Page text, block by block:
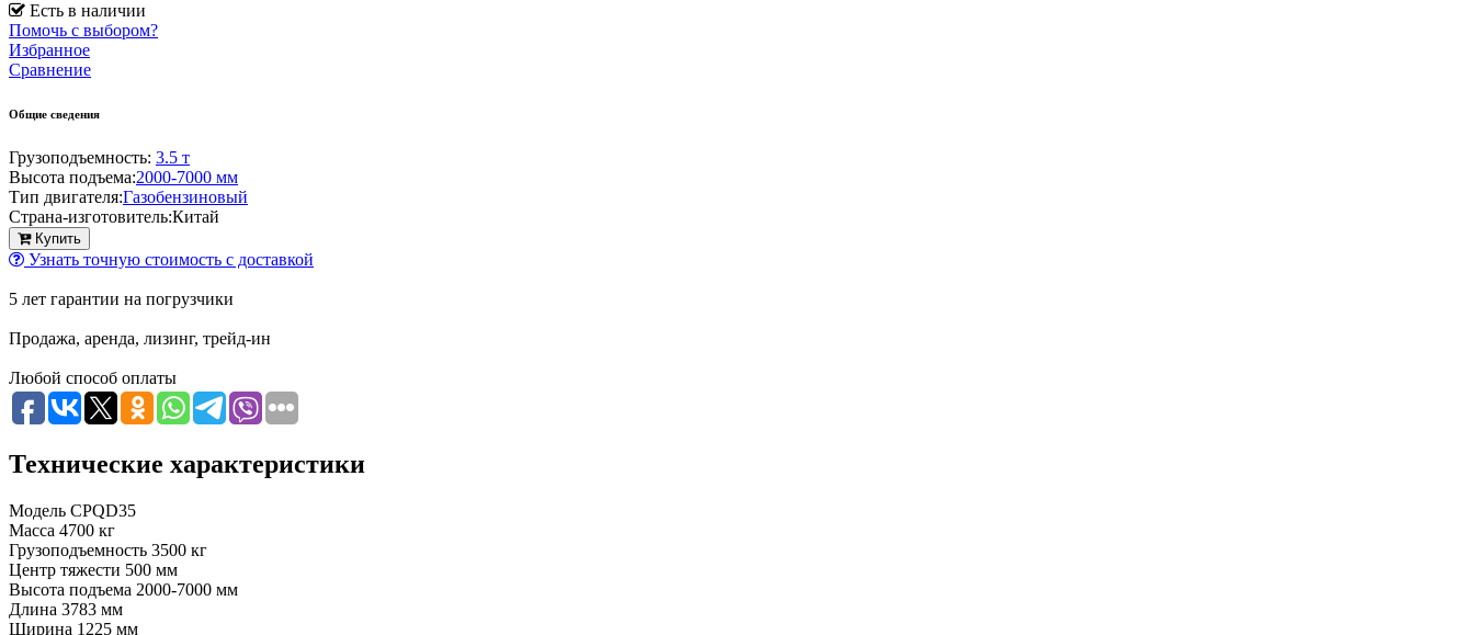
Есть в наличии
Помочь с выбором?
Избранное
Сравнение
Общие сведения
Грузоподъемность: 3.5 т
Высота подъема:2000-7000 мм
Тип двигателя:Газобензиновый
Страна-изготовитель:Китай
Купить
Узнать точную стоимость с доставкой
5 лет гарантии на погрузчики
Продажа, аренда, лизинг, трейд-ин
Любой способ оплаты
Технические характеристики
Модель CPQD35
Масса 4700 кг
Грузоподъемность 3500 кг
Центр тяжести 500 мм
Высота подъема 2000-7000 мм
Длина 3783 мм
Ширина 1225 мм